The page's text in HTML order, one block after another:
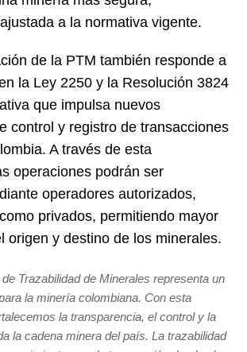
a la normativa vigente.
de la PTM también responde a
la Ley 2250 y la Resolución 3824
que impulsa nuevos
control y registro de transacciones
A través de esta
operaciones podrán ser
operadores autorizados,
privados, permitiendo mayor
origen y destino de los minerales.
de Trazabilidad de Minerales representa un
la minería colombiana. Con esta
la transparencia, el control y la
la cadena minera del país. La trazabilidad